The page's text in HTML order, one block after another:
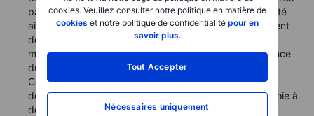
cookies. Veuillez consulter notre politique en matière de
cookies et notre politique de confidentialité pour en
savoir plus.
Tout Accepter
Nécessaires uniquement
par le COMEX à un nouveau record réduit la disponibilité
ailleurs, soutenant ainsi les prix d’un métal déjà fortement
demandé dans le cadre de la transition énergétique
mondiale. L’attention se tourne désormais vers l’échéance
du 30 juin, date à laquelle le secrétaire américain au
Commerce doit publier une mise à jour sur le marché
domestique du cuivre, une révision pouvant ouvrir la voie à
des droits de douane à partir de janvier 2027.